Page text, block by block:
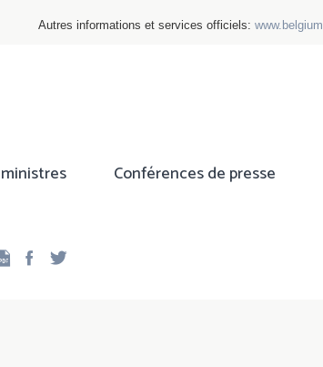
Autres informations et services officiels:
Conférences de presse
Facebook